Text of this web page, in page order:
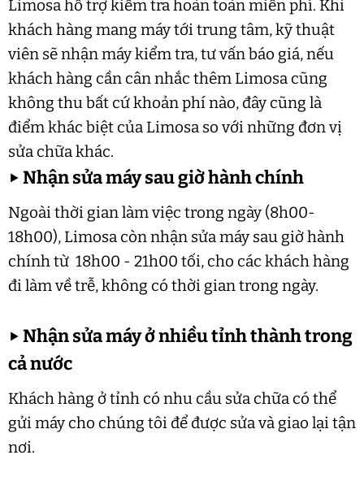
Limosa hỗ trợ kiểm tra hoàn toàn miễn phí. Khi
khách hàng mang máy tới trung tâm, kỹ thuật
viên sẽ nhận máy kiểm tra, tư vấn báo giá, nếu
khách hàng cần cân nhắc thêm Limosa cũng
không thu bất cứ khoản phí nào, đây cũng là
điểm khác biệt của Limosa so với những đơn vị
sửa chữa khác.
▶Nhận sửa máy sau giờ hành chính
Ngoài thời gian làm việc trong ngày (8h00-
18h00), Limosa còn nhận sửa máy sau giờ hành
chính từ 18h00 - 21h00 tối, cho các khách hàng
đi làm về trễ, không có thời gian trong ngày.
▶Nhận sửa máy ở nhiều tỉnh thành trong
cả nước
Khách hàng ở tỉnh có nhu cầu sửa chữa có thể
gửi máy cho chúng tôi để được sửa và giao lại tận
nơi.